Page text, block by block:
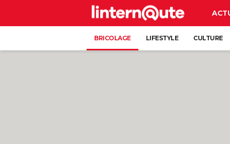
BRICOLAGE LIFESTYLE CULTURE